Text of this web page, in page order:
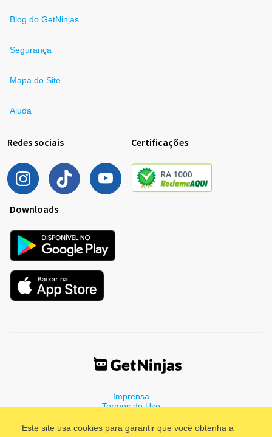
Este site usa cookies para garantir que você obtenha a
Blog do GetNinjas
Segurança
Mapa do Site
Ajuda
Redes sociais Certificações
Downloads
Imprensa
Termos de Uso